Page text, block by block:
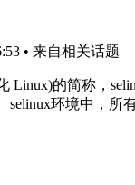
• 来自相关话题
的简称，
环境中，所